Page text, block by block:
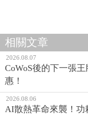
相關文章
2026.08.07
CoWoS後的下一張
惠！
2026.08.06
AI散熱革命來襲！